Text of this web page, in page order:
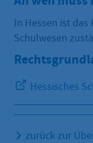
In Hessen ist
Schulwesen
Hessisches
zurück zur